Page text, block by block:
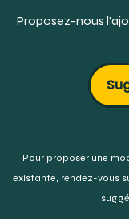
usage au Québec.
Proposez-nous
Pour proposer une
existante, rendez-vous